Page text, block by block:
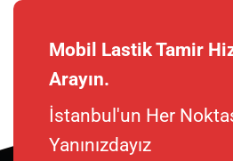
Mobil Lastik Tamir
Arayın.
İstanbul'un Her
Yanınızdayız